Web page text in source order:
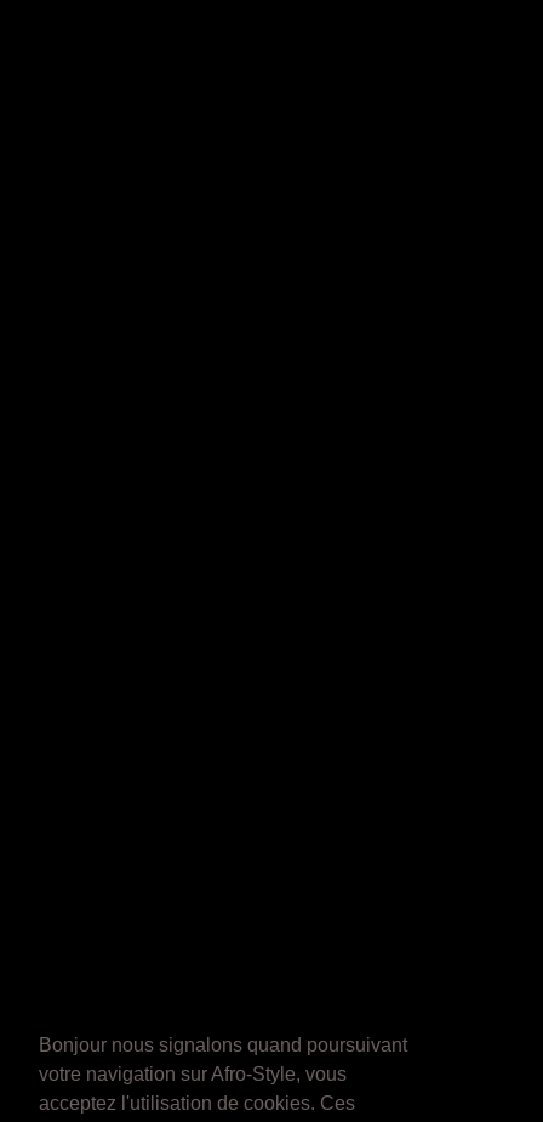
Bonjour nous signalons quand poursuivant
votre navigation sur Afro-Style, vous
acceptez l'utilisation de cookies. Ces